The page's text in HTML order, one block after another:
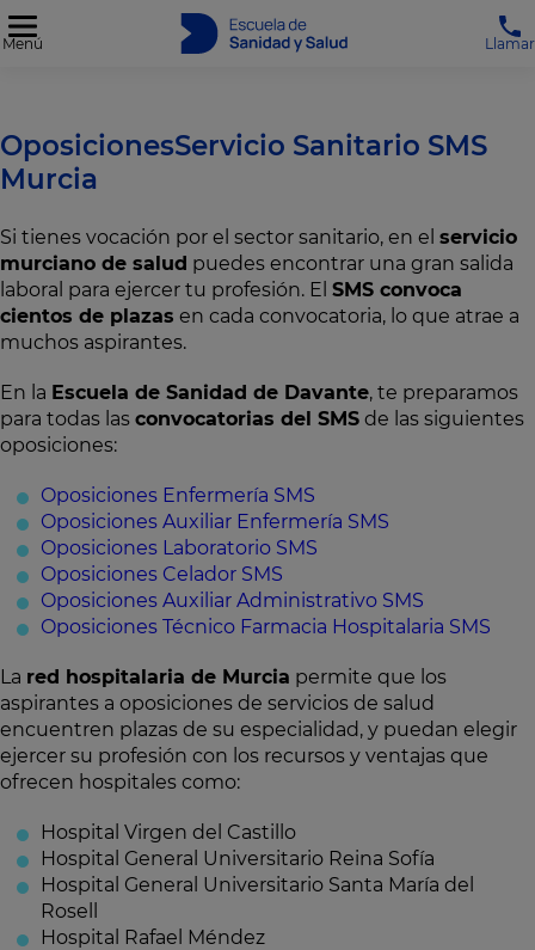
Menú Llamar
OposicionesServicio Sanitario SMS
Murcia
Si tienes vocación por el sector sanitario, en el servicio
murciano de salud puedes encontrar una gran salida
laboral para ejercer tu profesión. El SMS convoca
cientos de plazas en cada convocatoria, lo que atrae a
muchos aspirantes.
En la Escuela de Sanidad de Davante​, te preparamos
para todas las convocatorias del SMS de las siguientes
oposiciones:
Oposiciones Enfermería SMS
Oposiciones Auxiliar Enfermería SMS
Oposiciones Laboratorio SMS
Oposiciones Celador SMS
Oposiciones Auxiliar Administrativo SMS
Oposiciones Técnico Farmacia Hospitalaria SMS
La red hospitalaria de Murcia permite que los
aspirantes a oposiciones de servicios de salud
encuentren plazas de su especialidad, y puedan elegir
ejercer su profesión con los recursos y ventajas que
ofrecen hospitales como:
Hospital Virgen del Castillo
Hospital General Universitario Reina Sofía
Hospital General Universitario Santa María del
Rosell
Hospital Rafael Méndez